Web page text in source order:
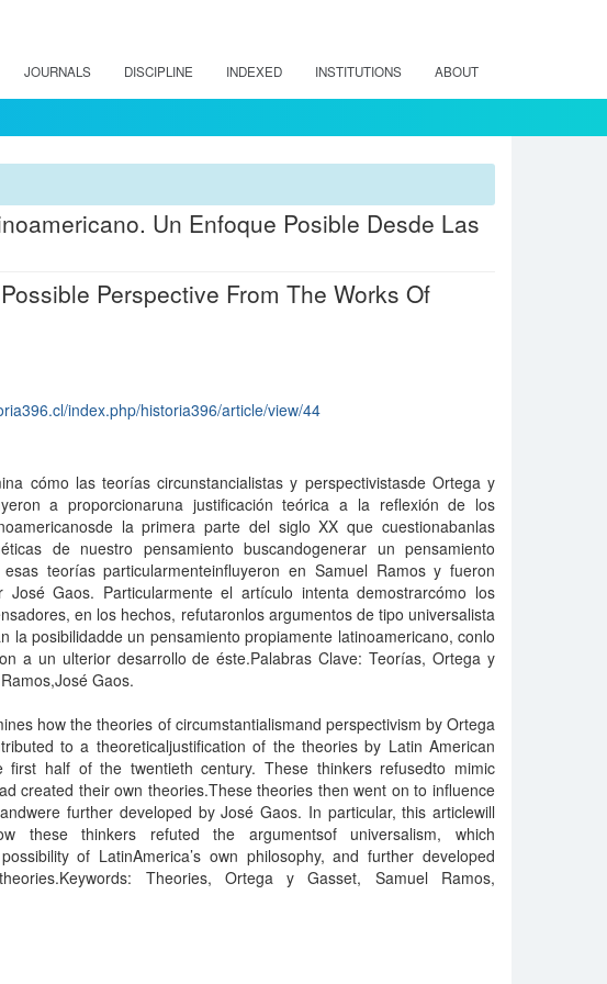
JOURNALS DISCIPLINE INDEXED INSTITUTIONS ABOUT
Un Enfoque Posible Desde Las
Perspective From The Works Of
index.php/historia396/article/view/44
cómo las teorías circunstancialistas y perspectivistasde Ortega y
a proporcionaruna justificación teórica a la reflexión de los
la primera parte del siglo XX que cuestionabanlas
de nuestro pensamiento buscandogenerar un pensamiento
teorías particularmenteinfluyeron en Samuel Ramos y fueron
José Gaos. Particularmente el artículo intenta demostrarcómo los
en los hechos, refutaronlos argumentos de tipo universalista
la posibilidadde un pensamiento propiamente latinoamericano, conlo
a un ulterior desarrollo de éste.Palabras Clave: Teorías, Ortega y
Gaos.
how the theories of circumstantialismand perspectivism by Ortega
to a theoreticaljustification of the theories by Latin American
first half of the twentieth century. These thinkers refusedto mimic
created their own theories.These theories then went on to influence
further developed by José Gaos. In particular, this articlewill
these thinkers refuted the argumentsof universalism, which
of LatinAmerica’s own philosophy, and further developed
Theories, Ortega y Gasset, Samuel Ramos,